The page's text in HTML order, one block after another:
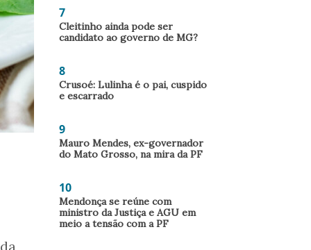
7
Cleitinho ainda pode ser
candidato ao governo de MG?
8
Crusoé: Lulinha é o pai, cuspido
e escarrado
9
Mauro Mendes, ex-governador
do Mato Grosso, na mira da PF
10
Mendonça se reúne com
ministro da Justiça e AGU em
meio a tensão com a PF